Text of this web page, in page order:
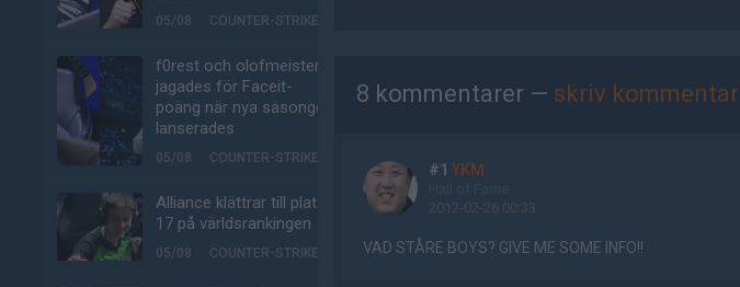
05/08 COUNTER-STRIKE
f0rest och olofmeister
jagades för Faceit-
poäng när nya säsongen
lanserades
05/08 COUNTER-STRIKE
Alliance klättrar till plats
17 på världsrankingen
05/08 COUNTER-STRIKE
8 kommentarer — skriv kommentar
#1 YKM
2012-02-26 00:33
VAD STÅRE BOYS? GIVE ME SOME INFO!!